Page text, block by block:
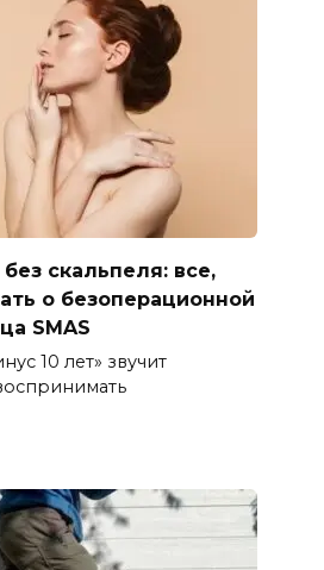
скальпеля: все,
о безоперационной
SMAS
10 лет» звучит